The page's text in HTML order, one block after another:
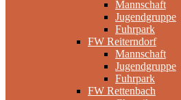
Mannschaft
Jugendgruppe
Fuhrpark
FW Reiterndorf
Mannschaft
Jugendgruppe
Fuhrpark
FW Rettenbach